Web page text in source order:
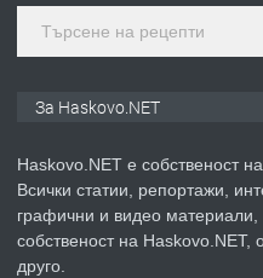
ПРЕДЛАГА
За Haskovo.NET
Haskovo.NET е
Всички статии, репортажи,
графични и видео материали,
собственост на Haskovo.NET,
друго.